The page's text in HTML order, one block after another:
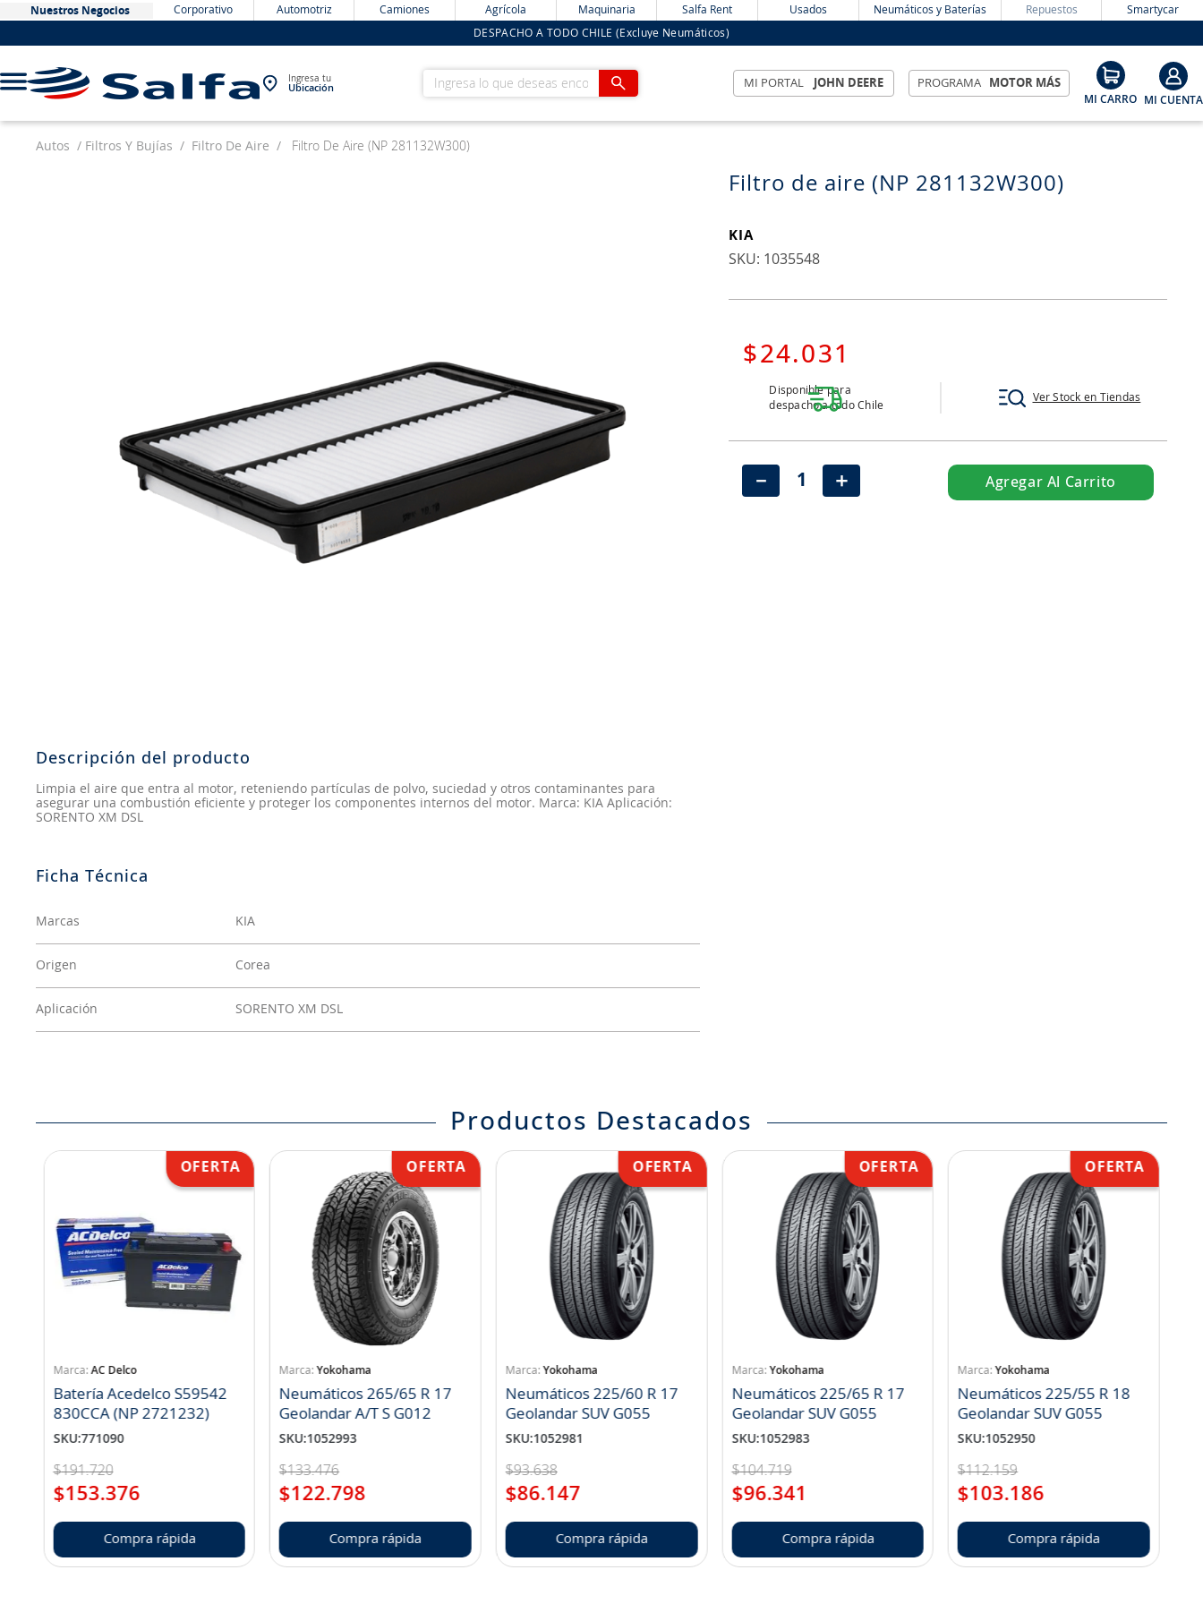
Nuestros Negocios Corporativo Automotriz Camiones Agrícola Maquinaria Salfa Rent Usados Neumáticos y Baterías Repuestos Smartycar
DESPACHO A TODO CHILE (Excluye Neumáticos)
Ingresa tu
Ubicación
Ingresa lo que deseas encontrar MI PORTAL JOHN DEERE PROGRAMA MOTOR MÁS
Autos Filtros Y Bujías Filtro De Aire Filtro De Aire (NP 281132W300)
Descripción del producto
Limpia el aire que entra al motor, reteniendo partículas de polvo, suciedad y otros contaminantes para
asegurar una combustión eficiente y proteger los componentes internos del motor. Marca: KIA Aplicación:
SORENTO XM DSL
Marcas KIA
Origen Corea
Aplicación SORENTO XM DSL
Filtro de aire (NP 281132W300)
KIA
: 1035548
$24.031
Disponible para
despacho a todo Chile
Ver Stock en Tiendas
＋
－ Agregar Al Carrito
Productos Destacados
AC Delco
Batería Acedelco S59542
830CCA (NP 2721232)
SKU:771090
$191.720
$153.376
Compra rápida
Yokohama
Neumáticos 265/65 R 17
Geolandar A/T S G012
SKU:1052993
$133.476
$122.798
Compra rápida
Yokohama
Neumáticos 225/60 R 17
Geolandar SUV G055
SKU:1052981
$93.638
$86.147
Compra rápida
Yokohama
Neumáticos 225/65 R 17
Geolandar SUV G055
SKU:1052983
$104.719
$96.341
Compra rápida
Yokohama
Neumáticos 225/55 R 18
Geolandar SUV G055
SKU:1052950
$112.159
$103.186
Compra rápida
neumáticos 235